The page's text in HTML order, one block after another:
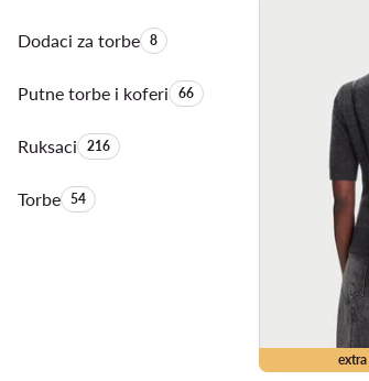
Dodaci za torbeKoličina proizvoda:
8
Putne torbe i koferiKoličina proizvoda:
66
RuksaciKoličina proizvoda:
216
TorbeKoličina proizvoda:
54